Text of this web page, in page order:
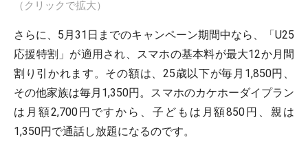
（クリックで拡大）
さらに、5月31日までのキャンペーン期間中なら、「U25
応援特割」が適用され、スマホの基本料が最大12か月間
割り引かれます。その額は、25歳以下が毎月1,850円、
その他家族は毎月1,350円。スマホのカケホーダイプラン
は月額2,700円ですから、子どもは月額850円、親は
1,350円で通話し放題になるのです。